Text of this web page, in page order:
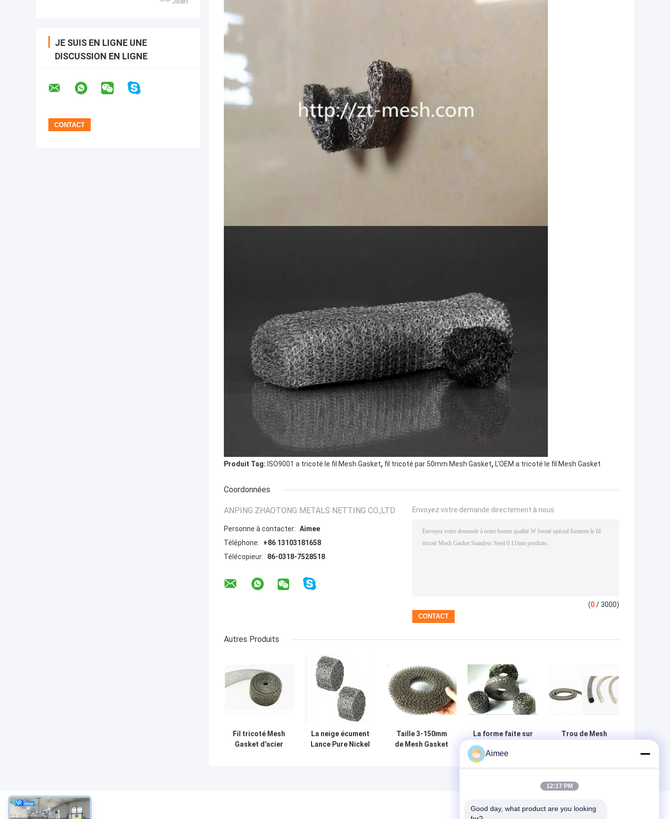
JE SUIS EN LIGNE UNE
DISCUSSION EN LIGNE
Produit Tag: ISO9001 a tricoté le fil Mesh Gasket, fil tricoté par 50mm Mesh Gasket, L'OEM a tricoté le fil Mesh Gasket
Coordonnées
ANPING ZHAOTONG METALS NETTING CO.,LTD
Personne à contacter: Aimee
Téléphone:
+86 13103181658
Télécopieur:
86-0318-7528518
Envoyez votre demande directement à nous
(0 / 3000)
Autres Produits
Fil tricoté Mesh
Gasket d'acier
La neige écument
Lance Pure Nickel
Taille 3-150mm
de Mesh Gasket
La forme faite sur
ISO9001 de SS304
SS316 Mesh Filter
Trou de Mesh
pour le joint
Aimee
12:17 PM
Good day, what product are you looking